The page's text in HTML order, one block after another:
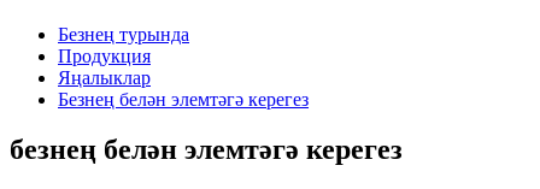
Безнең турында
Продукция
Яңалыклар
Безнең белән элемтәгә керегез
безнең белән элемтәгә керегез